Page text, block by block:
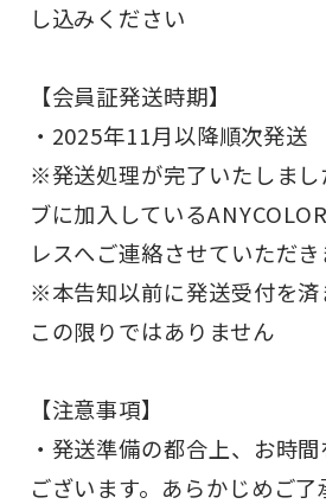
し込みください
【会員証発送時期】
・2025年11月以降順次発送
※発送処理が完了いたしま
ブに加入している
レスへご連絡させていただき
※本告知以前に発送受付を済
この限りではありません
【注意事項】
・発送準備の都合上、お時
ございます。あらかじめご了